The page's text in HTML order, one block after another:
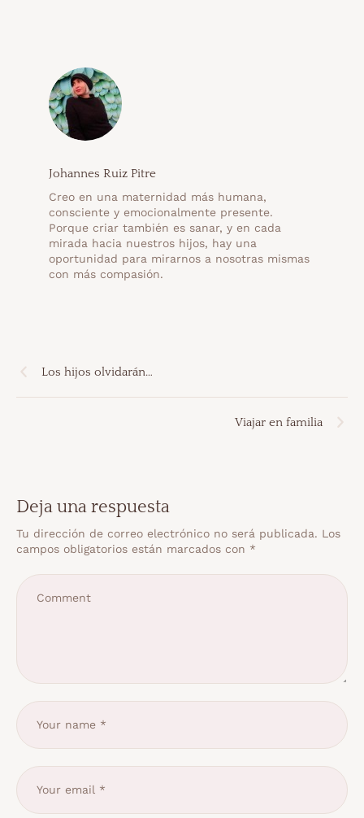
Johannes Ruiz Pitre
Creo en una maternidad más humana,
consciente y emocionalmente presente.
Porque criar también es sanar, y en cada
mirada hacia nuestros hijos, hay una
oportunidad para mirarnos a nosotras mismas
con más compasión.
Los hijos olvidarán…
Viajar en familia
Deja una respuesta
Tu dirección de correo electrónico no será publicada. Los
campos obligatorios están marcados con *